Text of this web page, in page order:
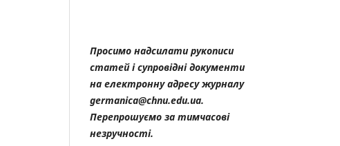
Просимо надсилати рукописи
статей і супровідні документи
на електронну адресу журналу
germanica@chnu.edu.ua.
Перепрошуємо за тимчасові
незручності.